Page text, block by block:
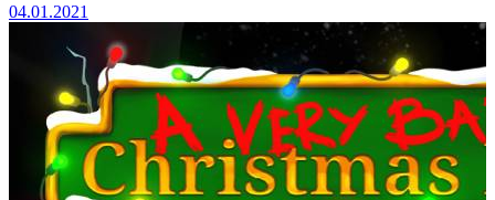
04.01.2021